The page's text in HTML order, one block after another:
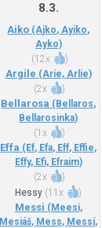
8.3.
Aiko (Ajko, Ayiko,
Ayko)
(12x )
Argile (Arie, Arlie)
(2x )
Bellarosa (Bellaros,
Bellarosinka)
(1x )
Effa (Ef, Efa, Eff, Effie,
Effy, Efi, Efraim)
(2x
)
Hessy (11x )
Messi (Meesi,
Mesiáš, Mess, Messí,